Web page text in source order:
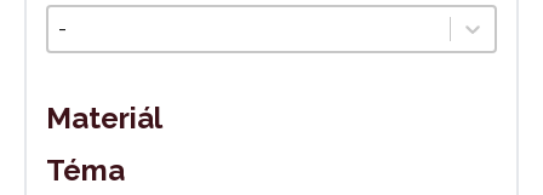
Materiál
Téma